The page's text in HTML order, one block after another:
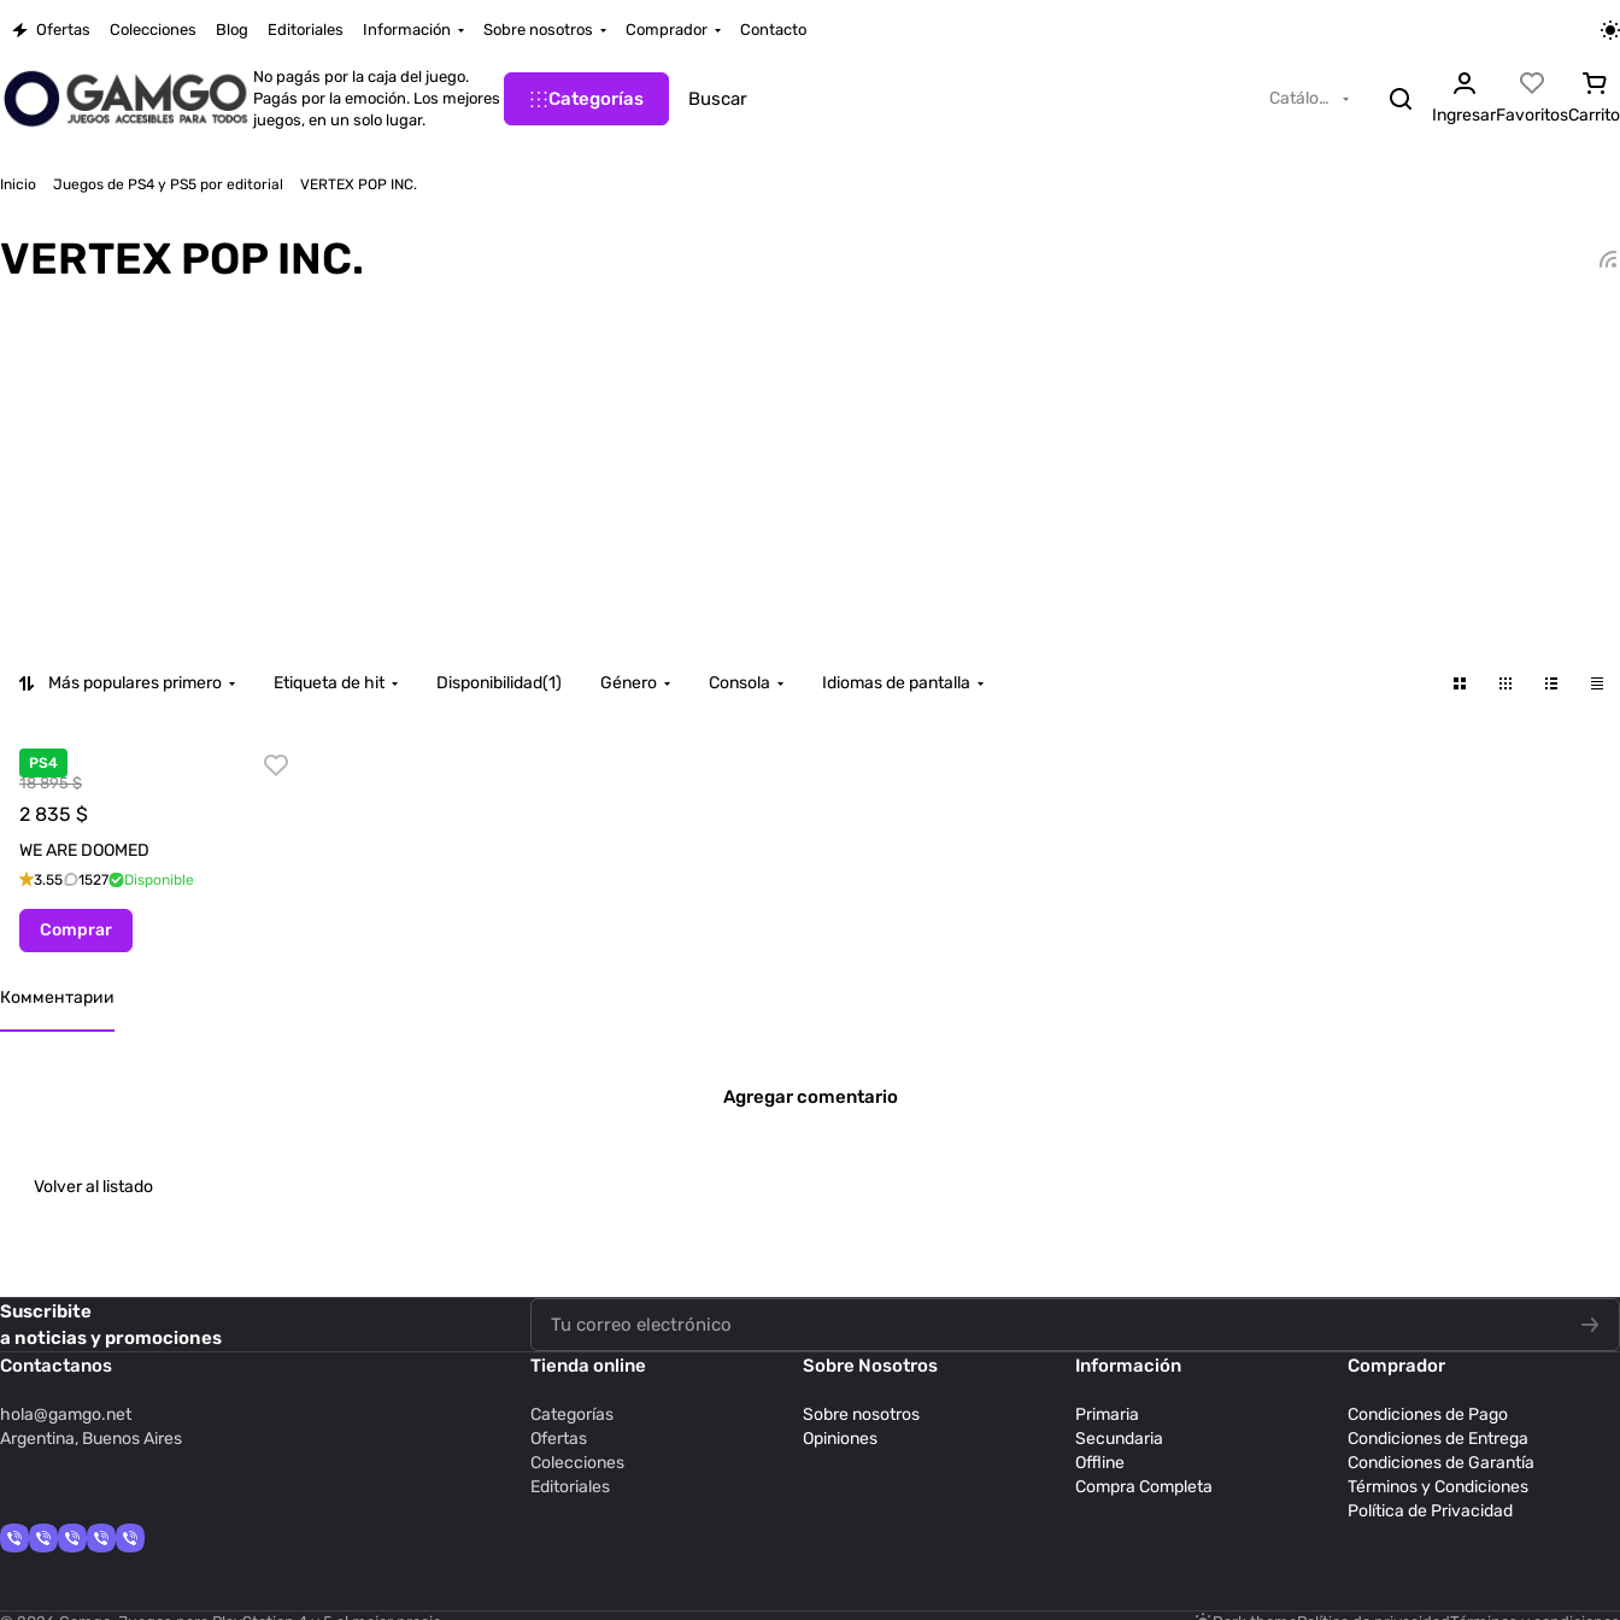
Ofertas Colecciones Blog Editoriales Información Sobre nosotros Comprador Contacto
No pagás por la caja del juego.
Pagás por la emoción. Los mejores
juegos, en un solo lugar.
Categorías
Catálogo
IngresarFavoritosCarrito
Inicio Juegos de PS4 y PS5 por editorial VERTEX POP INC.
VERTEX POP INC.
Más populares primero Etiqueta de hit Disponibilidad(1) Género Consola Idiomas de pantalla
PS4
18 895 $
2 835 $
WE ARE DOOMED
3.55 1527 Disponible
Comprar
Комментарии
Agregar comentario
Volver al listado
Suscribite
a noticias y promociones
Contactanos
hola@gamgo.net
Argentina, Buenos Aires
Tienda online
Categorías
Ofertas
Colecciones
Editoriales
Sobre Nosotros
Sobre nosotros
Opiniones
Información
Primaria
Secundaria
Offline
Compra Completa
Comprador
Condiciones de Pago
Condiciones de Entrega
Condiciones de Garantía
Términos y Condiciones
Política de Privacidad